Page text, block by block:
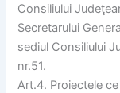
Consiliului
Secretarului
sediul Consiliului
nr.51.
Art.4. Proiectele